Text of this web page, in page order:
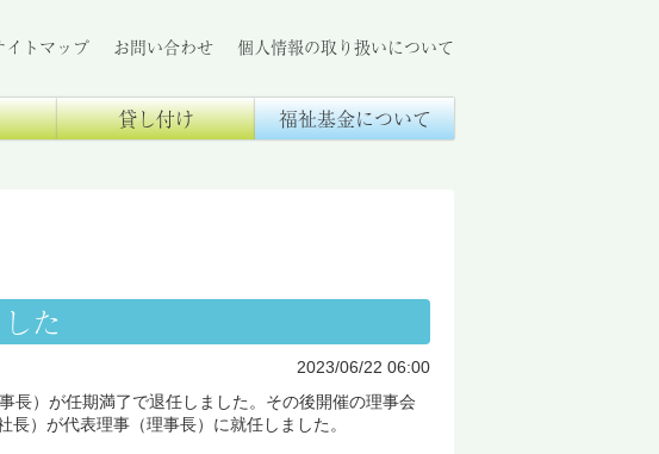
イトマップ お問い合わせ 個人情報の取り扱いについて
貸し付け 福祉基金について
た
2023/06/22 06:00
長）が任期満了で退任しました。その後開催の理事会
）が代表理事（理事長）に就任しました。